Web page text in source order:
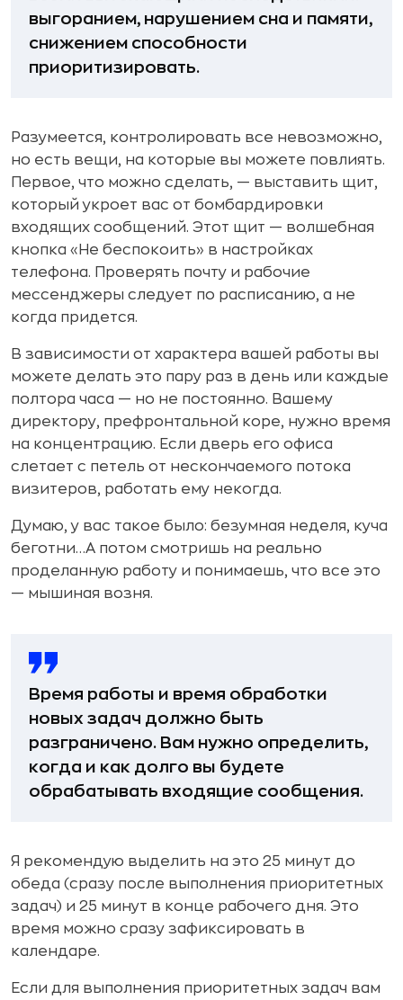
выгоранием, нарушением сна и памяти,
снижением способности
приоритизировать.
Разумеется, контролировать все невозможно,
но есть вещи, на которые вы можете повлиять.
Первое, что можно сделать, — выставить щит,
который укроет вас от бомбардировки
входящих сообщений. Этот щит — волшебная
кнопка «Не беспокоить» в настройках
телефона. Проверять почту и рабочие
мессенджеры следует по расписанию, а не
когда придется.
В зависимости от характера вашей работы вы
можете делать это пару раз в день или каждые
полтора часа — но не постоянно. Вашему
директору, префронтальной коре, нужно время
на концентрацию. Если дверь его офиса
слетает с петель от нескончаемого потока
визитеров, работать ему некогда.
Думаю, у вас такое было: безумная неделя, куча
беготни…А потом смотришь на реально
проделанную работу и понимаешь, что все это
— мышиная возня.
Время работы и время обработки
новых задач должно быть
разграничено. Вам нужно определить,
когда и как долго вы будете
обрабатывать входящие сообщения.
Я рекомендую выделить на это 25 минут до
обеда (сразу после выполнения приоритетных
задач) и 25 минут в конце рабочего дня. Это
время можно сразу зафиксировать в
календаре.
Если для выполнения приоритетных задач вам